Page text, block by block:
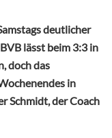
deutlicher
lässt beim 3:3 in
doch das
in
Schmidt, der Coach